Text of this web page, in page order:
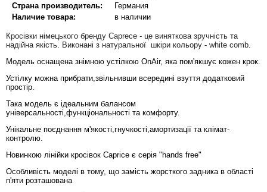
Страна производитель:
Германия
Наличие товара:
в наличии
Кросівки німецького бренду Caprece - це виняткова зручність та
надійна якість. Виконані з натуральної шкіри кольору - white comb.
Модель оснащена знімною устілкою OnAir, яка пом'якшує кожен крок.
Устілку можна прибрати,звільнивши всередині взуття додатковий
простір.
Така модель є ідеальним балансом
універсальності,функціональності та комфорту.
Унікальне поєднання м'якості,гнучкості,амортизації та клімат-
контролю.
Новинкою лінійки кросівок Caprice є серія "hands free"
Особливість моделі в тому, що замість жорсткого задника в області
п'яти розташована